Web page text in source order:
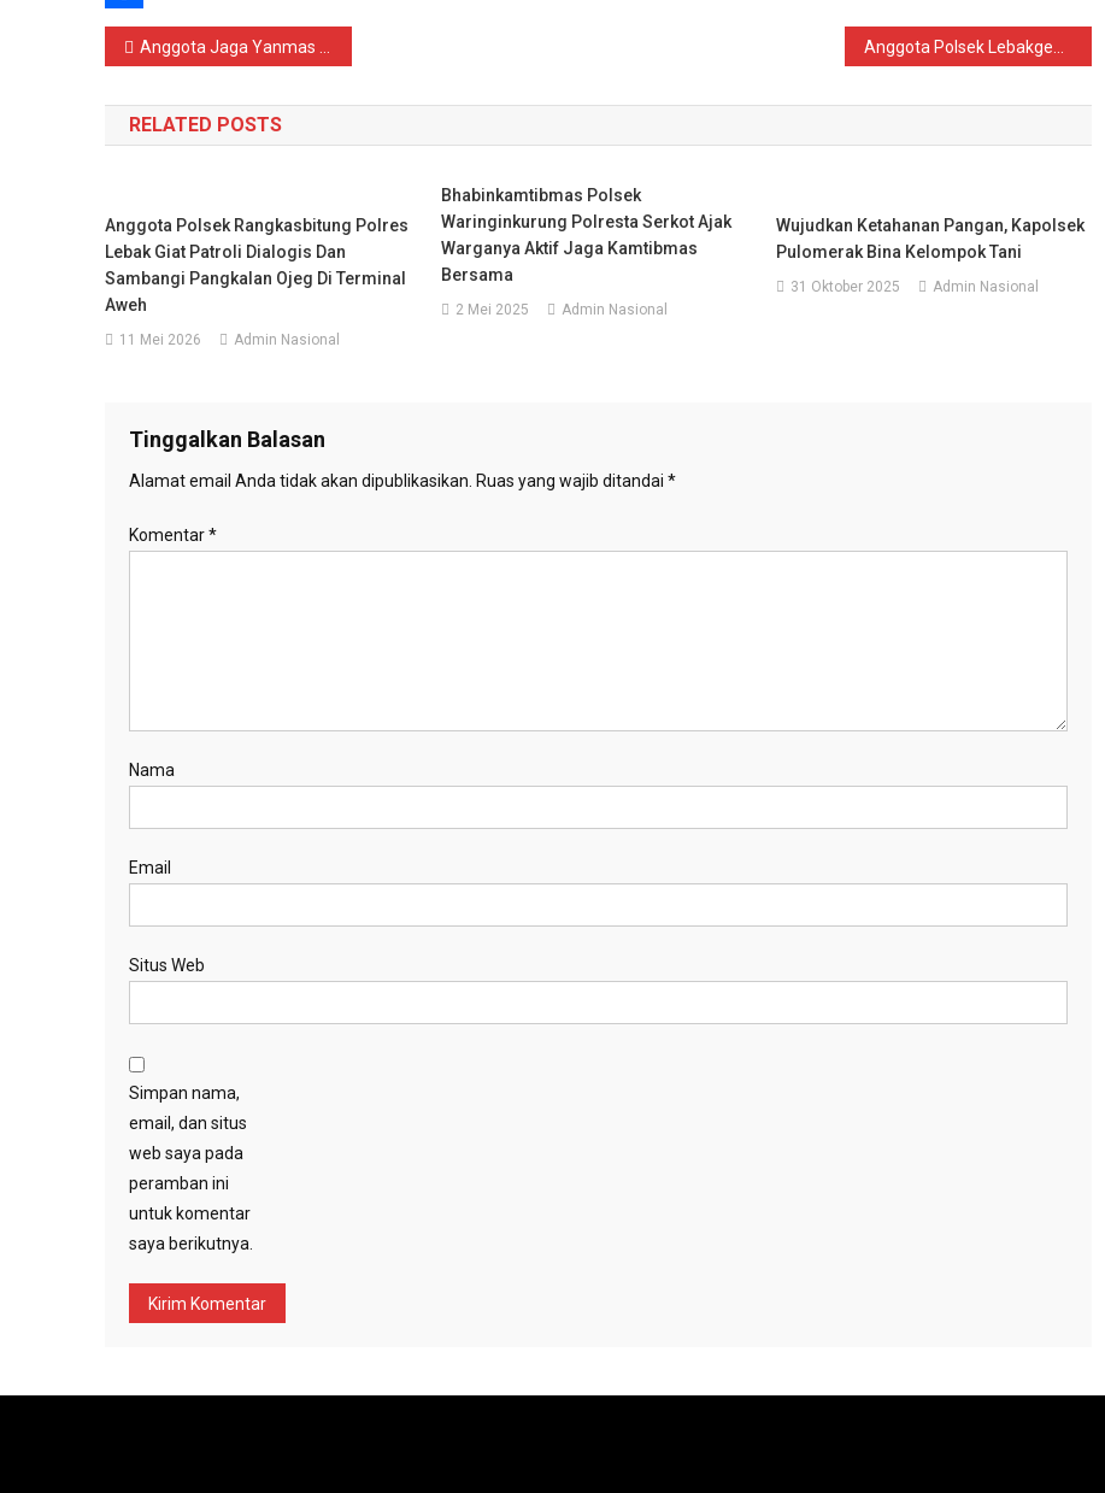
Share
Navigasi
pos
Anggota Jaga Yanmas Polsek Warunggunung secara intens Malam sampai dinihari lakukan giat Patroli Dialogis dan objek vital Upaya Cegah Gangguan Kamtibmas.
RELATED POSTS
Anggota Polsek Rangkasbitung Polres
Lebak Giat Patroli Dialogis Dan
Sambangi Pangkalan Ojeg Di Terminal
Aweh
11 Mei 2026 Admin Nasional
Bhabinkamtibmas Polsek
Waringinkurung Polresta Serkot Ajak
Warganya Aktif Jaga Kamtibmas
Bersama
2 Mei 2025 Admin Nasional
Wujudkan Ketahanan Pangan, Kapolsek
Pulomerak Bina Kelompok Tani
31 Oktober 2025 Admin Nasional
Tinggalkan Balasan
Alamat email Anda tidak akan dipublikasikan. Ruas yang wajib ditandai *
Komentar*
Nama
Email
Situs Web
Simpan nama,
email, dan situs
web saya pada
peramban ini
untuk komentar
saya berikutnya.